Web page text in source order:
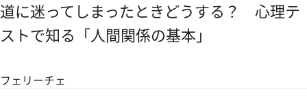
道に迷ってしまったときどうする？ 心理テ
ストで知る「人間関係の基本」
フェリーチェ